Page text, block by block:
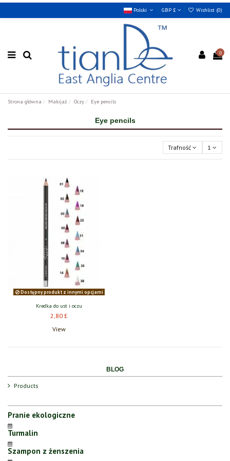
Polski GBP £ Wishlist (0)
0
Strona główna Makijaż Oczy Eye pencils
Eye pencils
Trafność 1
Dostępny produkt z innymi opcjami
Kredka do ust i oczu
2,80 £
View
BLOG
Products
Pranie ekologiczne
Turmalin
Szampon z żenszenia